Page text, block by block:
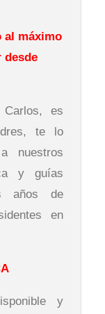
al máximo
desde
es
te lo
nuestros
y guías
años de
en
y